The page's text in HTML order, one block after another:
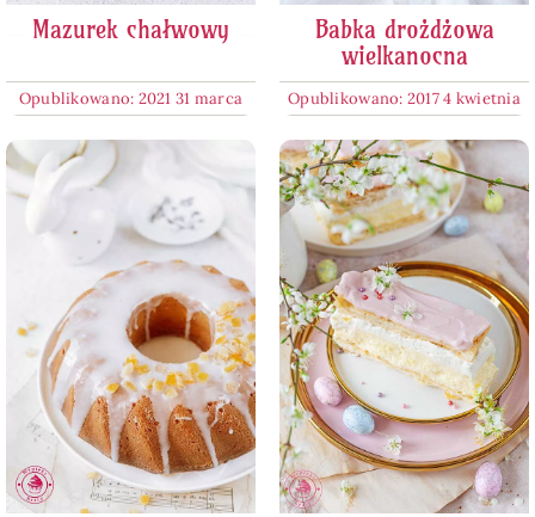
Mazurek chałwowy
Opublikowano: 2021 31 marca
Babka drożdżowa
wielkanocna
Opublikowano: 2017 4 kwietnia